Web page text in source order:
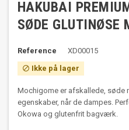
HAKUBAI
SØDE GLUTINØSE
Reference XD00015
 Ikke på lager
Mochigome er afskallede, søde
egenskaber, når de dampes.
Okowa og glutenfrit bagværk.